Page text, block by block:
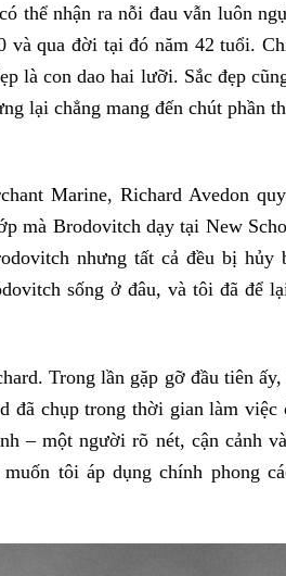
thể nhận ra nỗi đau vẫn luôn
qua đời tại đó năm 42 tuổi.
là con dao hai lưỡi. Sắc đẹp
lại chẳng mang đến chút phần
Marine, Richard Avedon
mà Brodovitch dạy tại New
nhưng tất cả đều bị hủy
sống ở đâu, và tôi đã để
Trong lần gặp gỡ đầu tiên
đã chụp trong thời gian làm việc
– một người rõ nét, cận cảnh
tôi áp dụng chính phong